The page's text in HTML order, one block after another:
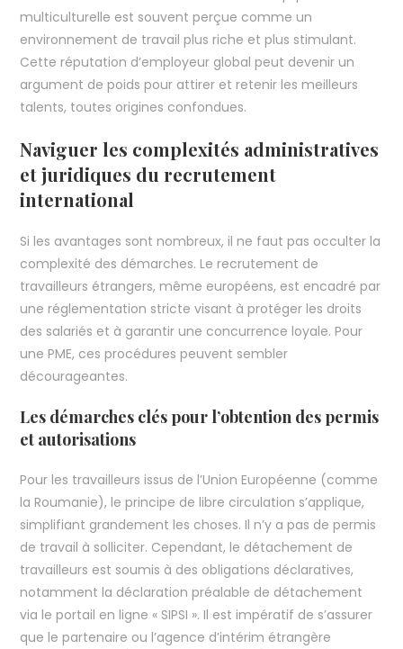
multiculturelle est souvent perçue comme un
environnement de travail plus riche et plus stimulant.
Cette réputation d’employeur global peut devenir un
argument de poids pour attirer et retenir les meilleurs
talents, toutes origines confondues.
Naviguer les complexités administratives
et juridiques du recrutement
international
Si les avantages sont nombreux, il ne faut pas occulter la
complexité des démarches. Le recrutement de
travailleurs étrangers, même européens, est encadré par
une réglementation stricte visant à protéger les droits
des salariés et à garantir une concurrence loyale. Pour
une PME, ces procédures peuvent sembler
décourageantes.
Les démarches clés pour l’obtention des permis
et autorisations
Pour les travailleurs issus de l’Union Européenne (comme
la Roumanie), le principe de libre circulation s’applique,
simplifiant grandement les choses. Il n’y a pas de permis
de travail à solliciter. Cependant, le détachement de
travailleurs est soumis à des obligations déclaratives,
notamment la déclaration préalable de détachement
via le portail en ligne « SIPSI ». Il est impératif de s’assurer
que le partenaire ou l’agence d’intérim étrangère